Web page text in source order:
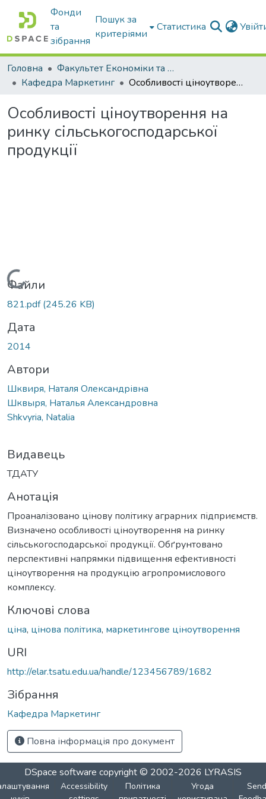
Фонди
та
зібрання
Пошук за
критеріями
Статистика
Головна
Факультет Економіки та бізнесу
Кафедра Маркетинг
Особливості ціноутворення на ринку сільськогосподарської продукції
Особливості ціноутворення на
ринку сільськогосподарської
продукції
Вантажиться...
Файли
821.pdf(245.26 KB)
Дата
2014
Автори
Шквиря, Наталя Олександрівна
Шквыря, Наталья Александровна
Shkvyria, Natalia
Видавець
ТДАТУ
Анотація
Проаналізовано цінову політику аграрних підприємств.
Визначено особливості ціноутворення на ринку
сільськогосподарської продукції. Обґрунтовано
перспективні напрямки підвищення ефективності
ціноутворення на продукцію агропромислового
комплексу.
Ключові слова
ціна, цінова політика, маркетингове ціноутворення
URI
http://elar.tsatu.edu.ua/handle/123456789/1682
Зібрання
Кафедра Маркетинг
Повна інформація про документ
DSpace software copyright © 2002-2026 LYRASIS
Accessibility
Політика
Угода
Send